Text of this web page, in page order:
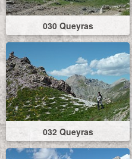
030 Queyras
032 Queyras